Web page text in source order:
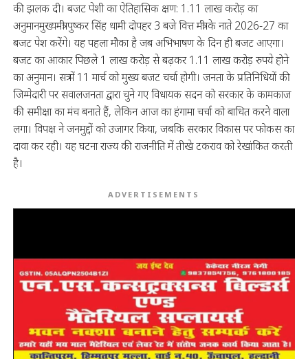
की झलक दी। बजट पेशी का ऐतिहासिक क्षण: 1.11 लाख करोड़ का
अनुमानमुख्यमंत्री पुष्कर सिंह धामी दोपहर 3 बजे वित्त मंत्री के नाते 2026-27 का
बजट पेश करेंगे। यह पहला मौका है जब अभिभाषण के दिन ही बजट आएगा।
बजट का आकार पिछले 1 लाख करोड़ से बढ़कर 1.11 लाख करोड़ रुपये होने
का अनुमान। सत्र में 11 मार्च को मुख्य बजट चर्चा होगी। जनता के प्रतिनिधियों की
जिम्मेदारी पर सवालजनता द्वारा चुने गए विधायक सदन को सरकार के कामकाज
की समीक्षा का मंच बनाते हैं, लेकिन आज का हंगामा चर्चा को बाधित करने वाला
लगा। विपक्ष ने जनमुद्दों को उजागर किया, जबकि सरकार विकास पर फोकस का
दावा कर रही। यह घटना राज्य की राजनीति में तीखे टकराव को रेखांकित करती
है।
ADVERTISEMENTS